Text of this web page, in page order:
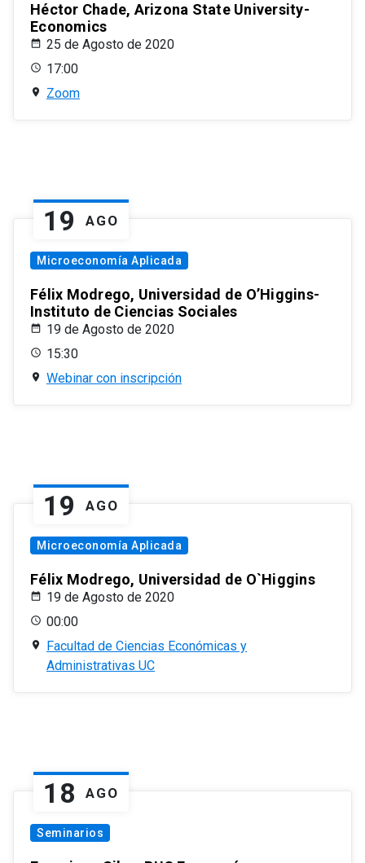
Héctor Chade, Arizona State University-
Economics
25 de Agosto de 2020
17:00
Zoom
19 AGO
Microeconomía Aplicada
Félix Modrego, Universidad de O’Higgins-
Instituto de Ciencias Sociales
19 de Agosto de 2020
15:30
Webinar con inscripción
19 AGO
Microeconomía Aplicada
Félix Modrego, Universidad de O`Higgins
19 de Agosto de 2020
00:00
Facultad de Ciencias Económicas y
Administrativas UC
18 AGO
Seminarios